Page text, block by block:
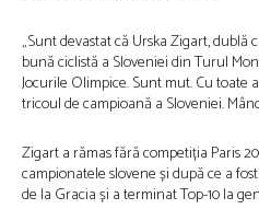
„Sunt devastat că Urska Zigart,
bună ciclistă a Sloveniei din Turul
Jocurile Olimpice. Sunt mut. Cu toate
tricoul de campioană a Sloveniei.
Zigart a rămas fără competiția Paris
campionatele slovene și după ce a
de la Gracia și a terminat Top-10 la